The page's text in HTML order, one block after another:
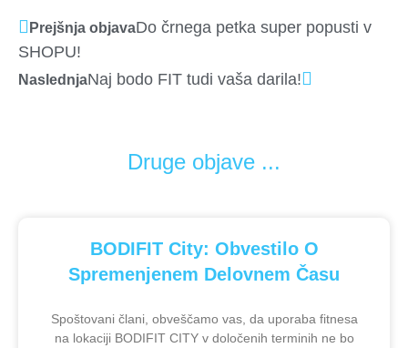
Prejšnja objavaDo črnega petka super popusti v
SHOPU!
NaslednjaNaj bodo FIT tudi vaša darila!
Druge objave ...
BODIFIT City: Obvestilo O
Spremenjenem Delovnem Času
Spoštovani člani, obveščamo vas, da uporaba fitnesa
na lokaciji BODIFIT CITY v določenih terminih ne bo